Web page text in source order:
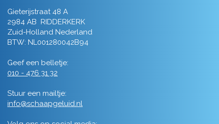
Gieterijstraat 48 A
2984 AB RIDDERKERK
Zuid-Holland Nederland
BTW: NL001280042B94
Geef een belletje:
010 - 476 31 32
Stuur een mailtje:
info@schaapgeluid.nl